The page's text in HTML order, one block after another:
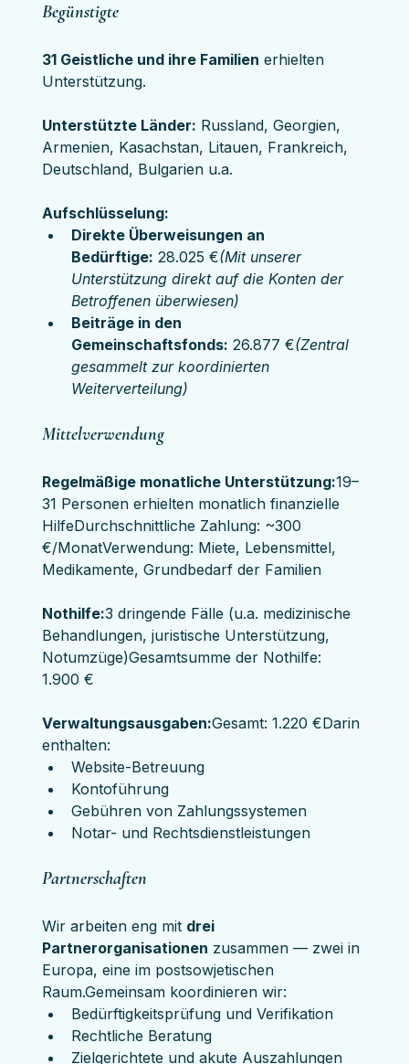
Begünstigte
31 Geistliche und ihre Familien erhielten
Unterstützung.
Unterstützte Länder: Russland, Georgien,
Armenien, Kasachstan, Litauen, Frankreich,
Deutschland, Bulgarien u.a.
Aufschlüsselung:
Direkte Überweisungen an
Bedürftige: 28.025 €(Mit unserer
Unterstützung direkt auf die Konten der
Betroffenen überwiesen)
Beiträge in den
Gemeinschaftsfonds: 26.877 €(Zentral
gesammelt zur koordinierten
Weiterverteilung)
Mittelverwendung
Regelmäßige monatliche Unterstützung:19–
31 Personen erhielten monatlich finanzielle
HilfeDurchschnittliche Zahlung: ~300
€/MonatVerwendung: Miete, Lebensmittel,
Medikamente, Grundbedarf der Familien
Nothilfe:3 dringende Fälle (u.a. medizinische
Behandlungen, juristische Unterstützung,
Notumzüge)Gesamtsumme der Nothilfe:
1.900 €
Verwaltungsausgaben:Gesamt: 1.220 €Darin
enthalten:
Website-Betreuung
Kontoführung
Gebühren von Zahlungssystemen
Notar- und Rechtsdienstleistungen
Partnerschaften
Wir arbeiten eng mit drei
Partnerorganisationen zusammen — zwei in
Europa, eine im postsowjetischen
Raum.Gemeinsam koordinieren wir:
Bedürftigkeitsprüfung und Verifikation
Rechtliche Beratung
Zielgerichtete und akute Auszahlungen